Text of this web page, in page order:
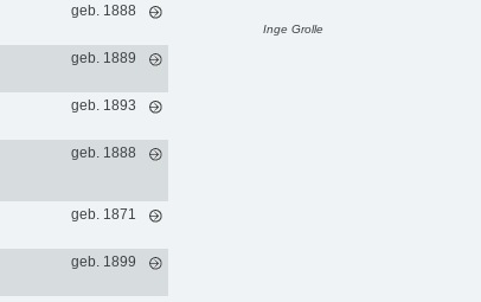
Inge Grolle
geb. 1888
geb. 1889
geb. 1893
geb. 1888
geb. 1871
geb. 1899